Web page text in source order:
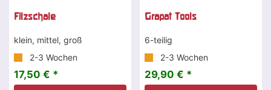
Filzschale
klein, mittel, groß
2-3 Wochen
17,50 € *
Grapat Tools
6-teilig
2-3 Wochen
29,90 € *